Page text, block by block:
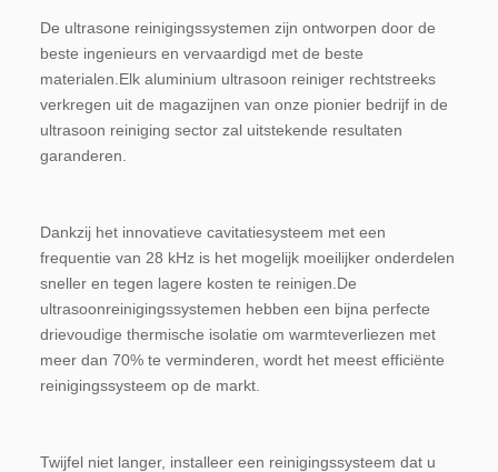
De ultrasone reinigingssystemen zijn ontworpen door de
beste ingenieurs en vervaardigd met de beste
materialen.Elk aluminium ultrasoon reiniger rechtstreeks
verkregen uit de magazijnen van onze pionier bedrijf in de
ultrasoon reiniging sector zal uitstekende resultaten
garanderen.
Dankzij het innovatieve cavitatiesysteem met een
frequentie van 28 kHz is het mogelijk moeilijker onderdelen
sneller en tegen lagere kosten te reinigen.De
ultrasoonreinigingssystemen hebben een bijna perfecte
drievoudige thermische isolatie om warmteverliezen met
meer dan 70% te verminderen, wordt het meest efficiënte
reinigingssysteem op de markt.
Twijfel niet langer, installeer een reinigingssysteem dat u